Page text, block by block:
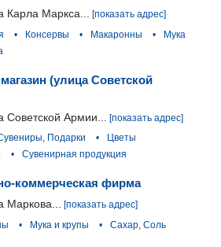
Карла Маркса...
[показать адрес]
• Консервы • Макаронны •
Мука
(улица Советской
Советской Армии...
[показать адрес]
Подарки •
Цветы
• Сувенирная продукция
коммерческая фирма
Маркова... [показать адрес]
• Мука и крупы •
Сахар, Соль